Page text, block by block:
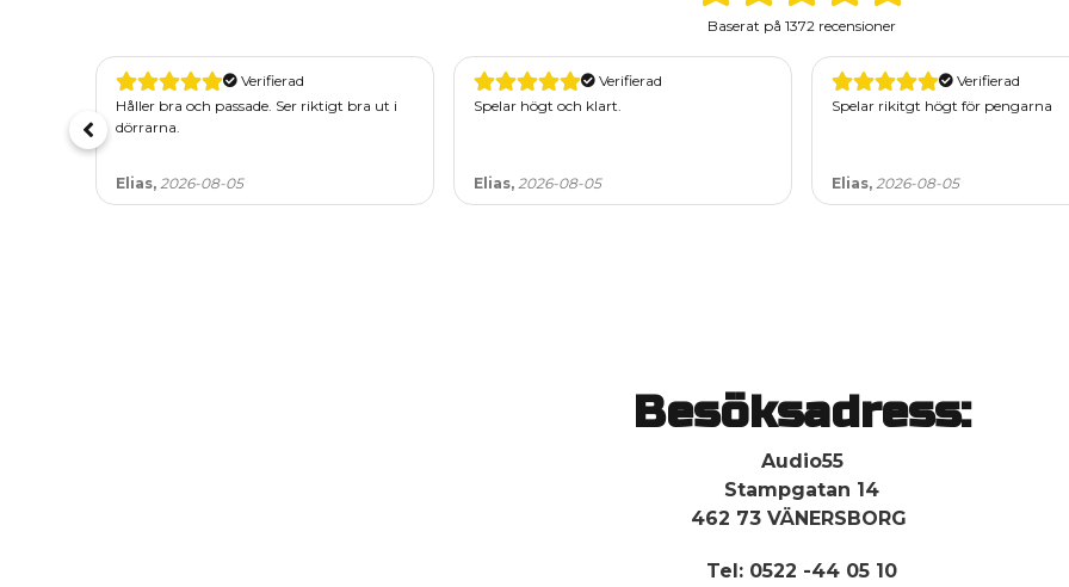
Baserat på 1372 recensioner
Verifierad
Spelar högt och klart.
Elias, 2026-08-05
Verifierad
Spelar rikitgt högt för pengarna
Elias, 2026-08-05
Verifierad
Kanon
jimmy,2026-08-05
Besöksadress:
Audio55
Stampgatan 14
462 73 VÄNERSBORG
Tel: 0522 -44 05 10